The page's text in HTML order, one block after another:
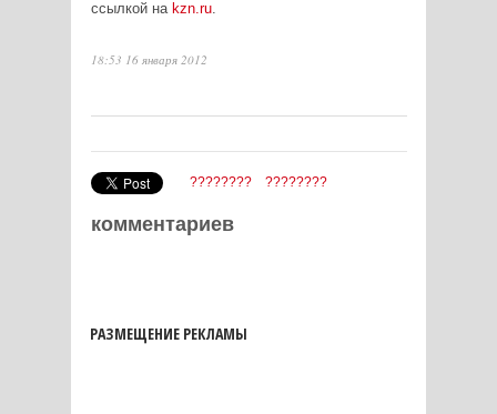
ссылкой на kzn.ru.
18:53 16 января 2012
???????? ????????
комментариев
РАЗМЕЩЕНИЕ РЕКЛАМЫ